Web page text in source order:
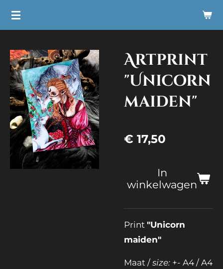
Ga
de
hoofdinhoud
Artprint
"Unicorn
maiden"
€ 17,50
In
winkelwagen
Print "Unicorn
maiden"
Maat / size: +- A4 / A4